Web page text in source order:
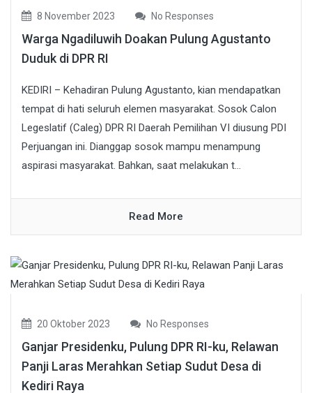
8 November 2023 No Responses
Warga Ngadiluwih Doakan Pulung Agustanto
Duduk di DPR RI
KEDIRI – Kehadiran Pulung Agustanto, kian mendapatkan
tempat di hati seluruh elemen masyarakat. Sosok Calon
Legeslatif (Caleg) DPR RI Daerah Pemilihan VI diusung PDI
Perjuangan ini. Dianggap sosok mampu menampung
aspirasi masyarakat. Bahkan, saat melakukan t...
Read More
20 Oktober 2023 No Responses
Ganjar Presidenku, Pulung DPR RI-ku, Relawan
Panji Laras Merahkan Setiap Sudut Desa di
Kediri Raya